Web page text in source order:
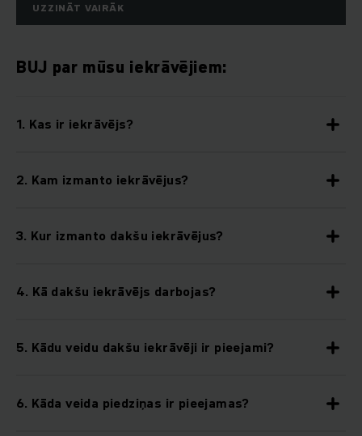
UZZINĀT VAIRĀK
BUJ par mūsu iekrāvējiem:
1. Kas ir iekrāvējs?
2. Kam izmanto iekrāvējus?
3. Kur izmanto dakšu iekrāvējus?
4. Kā dakšu iekrāvējs darbojas?
5. Kādu veidu dakšu iekrāvēji ir pieejami?
6. Kāda veida piedziņas ir pieejamas?